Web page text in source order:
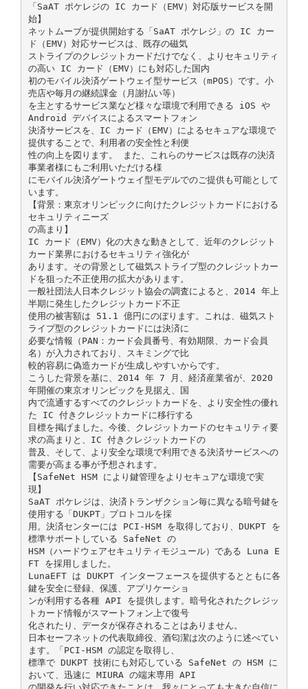
「SaAT ポケレジの IC カード（EMV）対応版サービスを開
始】
ネットムーブが提供開始する「SaAT ポケレジ」の IC カー
ド（EMV）対応サービスは、既存の磁気
ストライプのクレジットカードだけでなく、よりセキュリティ
の高い IC カード（EMV）にも対応した国内
初のモバイル決済ゲートウェイ型サービス（mPOS）です。小
売店や毎月の継続課金（月謝払い等）
を主とするサービス業など様々な環境で利用できる iOS や
Android デバイスによるスマートフォン
決済サービスを、IC カード（EMV）によるセキュアな環境で
提供することで、利用者の安全性と利便
性の向上を図ります。 また、これらのサービスは既存の決済
事業者様にもご利用いただける様
にモバイル決済ゲートウェイ型モデルでのご提供も可能として
います。
【背景：東京オリンピックに向けたクレジットカードにおける
セキュリティニーズ
の高まり】
IC カード（EMV）化の大きな動きとして、近年のクレジット
カード業界におけるセキュリティ強化が
あります。その背景として磁気ストライプ型のクレジットカー
ドを狙った不正使用の拡大があります。
一般社団法人日本クレジット協会の調査によると、2014 年上
半期に発生したクレジットカード不正
使用の被害額は 51.1 億円にのぼります。これは、磁気スト
ライプ型のクレジットカードには決済に
必要な情報（PAN：カード会員番号、有効期限、カード会員
名）が入力されており、スキミングで比
較的容易に偽造カードが生成しやすいからです。
こうした背景を基に、2014 年 7 月、経済産業省が、2020
年開催の東京オリンピックを見据え、国
内で流通するすべてのクレジットカードを、より安全性の優れ
た IC 付きクレジットカードに移行する
目標を掲げました。今後、クレジットカードのセキュリティ要
求の高まりと、IC 付きクレジットカードの
普及、そして、より安全な環境で利用できる決済サービスへの
需要が高まる事が予想されます。
【SafeNet HSM により鍵管理をよりセキュアな環境で実
現】
SaAT ポケレジは、決済トランザクション毎に異なる暗号鍵を
使用する「DUKPT」プロトコルを採
用。決済センターには PCI-HSM を取得しており、DUKPT を
標準サポートしている SafeNet の
HSM（ハードウェアセキュリティモジュール）である Luna E
FT を採用しました。
LunaEFT は DUKPT インターフェースを提供するとともに各
鍵を安全に登録、保護、アプリケーショ
ンが利用する各種 API を提供します。暗号化されたクレジッ
トカード情報がスマートフォン上で復号
化されたり、データが保存されることはありません。
日本セーフネットの代表取締役、酒匂潔は次のように述べてい
ます。「PCI-HSM の認定を取得し、
標準で DUKPT 技術にも対応している SafeNet の HSM に
おいて、迅速に MIURA の端末専用 API
の開発を行い対応できたことは、我々にとっても大きな自信に